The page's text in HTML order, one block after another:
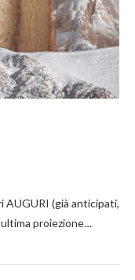
AUGURI (già anticipati,
proiezione…